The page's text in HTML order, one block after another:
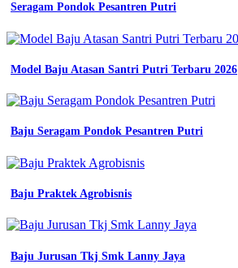
tebal
0815
6886
baju
di
cv
zulfi
by
jual
baju
pdh
baju
Seragam Pondok Pesantren Putri
Model Baju Atasan Santri Putri Terbaru 2026
Baju Seragam Pondok Pesantren Putri
Baju Praktek Agrobisnis
Baju Jurusan Tkj Smk Lanny Jaya